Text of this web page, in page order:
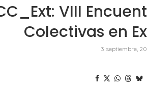
VIII
Colectivas en
3 septiembre,